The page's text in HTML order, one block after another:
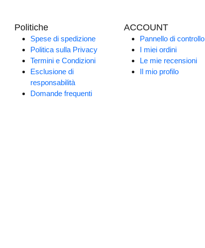
Politiche
Spese di spedizione
Politica sulla Privacy
Termini e Condizioni
Esclusione di
responsabilità
Domande frequenti
ACCOUNT
Pannello di controllo
I miei ordini
Le mie recensioni
Il mio profilo